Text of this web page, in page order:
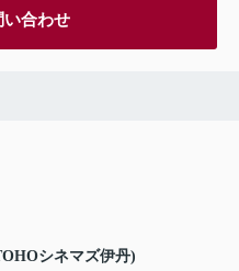
い合わせ
シネマズ伊丹)